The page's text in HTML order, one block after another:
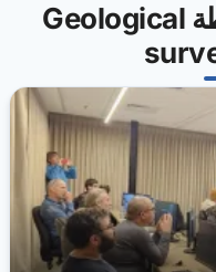
أحدث المقالات بواسطة Geological